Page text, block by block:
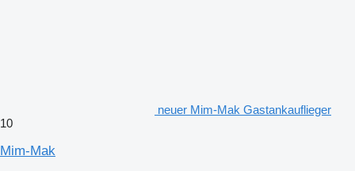
neuer Mim-Mak Gastankauflieger
10
Mim-Mak